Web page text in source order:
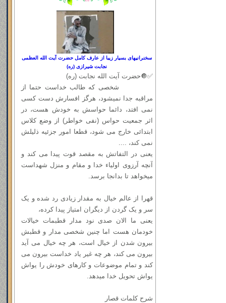
سخنرانیهای بسیار زیبا از عارف کامل حضرت آیت الله العظمی
نجابت شیرازی (ره)
✅🔘حضرت آیت الله نجابت (ره)
شخصی که طالب خداست حتما از
مراقبه جدا نمیشود، هرگز افسارش دست کسی
نمی افتد، دائما حواسش به خودش هست، در
اثر جمعیت حواس (نفی خواطر) از وضع کلاس
ابتدائی خارج می شود، قطعا امور جزئیه ذلیلش
نمی کند، ....
یعنی در التفاتش به مقصد قوت پیدا می کند و
آنچه آرزوی اولیاء خدا و مقام و منزل شهداست
میخواهد تا بدانجا برسد.
قهرا از عالم خیال به مقدار زیادی رد شده و یک
سر و یک گردن از دیگران امتیاز پیدا کرده،
یعنی ما الان صدی نود مدار قطبمات خیالات
خودمان هست اما چنین شخصی مدار و قطبش
بیرون شدن از خیال است، هر چه خیال می آید
بیرون می کند، هر چه غیر یاد خداست بیرون می
کند و تمام موضوعات و کارهای خودش را یواش
یواش تحویل خدا میدهد.
شرح کلمات قصار